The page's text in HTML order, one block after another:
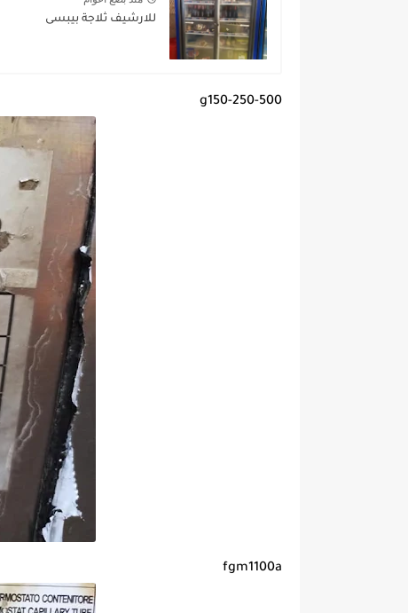
للارشيف ثلاجة بيبسى
g150-250-500
fgm1100a